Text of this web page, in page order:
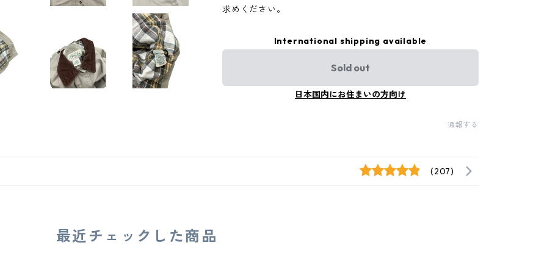
求めください。
International shipping available
Sold out
日本国内にお住まいの方向け
通報する
(207)
最近チェックした商品